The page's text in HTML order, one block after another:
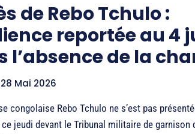
de Rebo Tchulo :
reportée au 4
l’absence de la
28 Mai 2026
congolaise Rebo Tchulo ne s’est pas
jeudi devant le Tribunal militaire de garnison